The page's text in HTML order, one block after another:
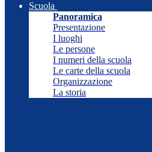
Scuola
Panoramica
Presentazione
I luoghi
Le persone
I numeri della scuola
Le carte della scuola
Organizzazione
La storia